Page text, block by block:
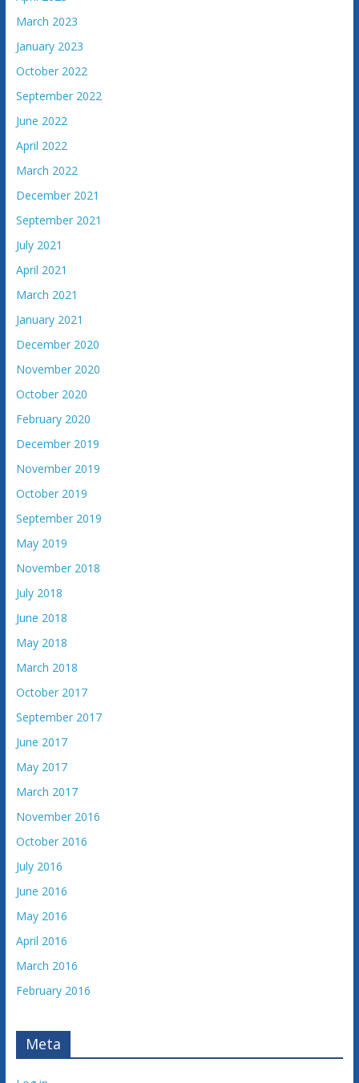
March 2023
January 2023
October 2022
September 2022
June 2022
April 2022
March 2022
December 2021
September 2021
July 2021
April 2021
March 2021
January 2021
December 2020
November 2020
October 2020
February 2020
December 2019
November 2019
October 2019
September 2019
May 2019
November 2018
July 2018
June 2018
May 2018
March 2018
October 2017
September 2017
June 2017
May 2017
March 2017
November 2016
October 2016
July 2016
June 2016
May 2016
April 2016
March 2016
February 2016
Meta